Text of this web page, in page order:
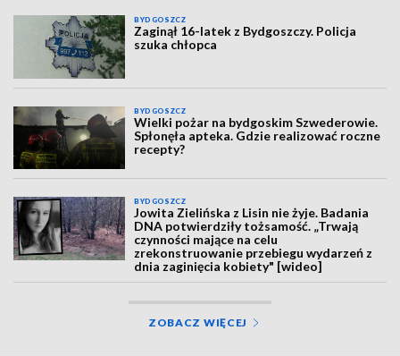
BYDGOSZCZ
Zaginął 16-latek z Bydgoszczy. Policja
szuka chłopca
BYDGOSZCZ
Wielki pożar na bydgoskim Szwederowie.
Spłonęła apteka. Gdzie realizować roczne
recepty?
BYDGOSZCZ
Jowita Zielińska z Lisin nie żyje. Badania
DNA potwierdziły tożsamość. „Trwają
czynności mające na celu
zrekonstruowanie przebiegu wydarzeń z
dnia zaginięcia kobiety" [wideo]
ZOBACZ WIĘCEJ